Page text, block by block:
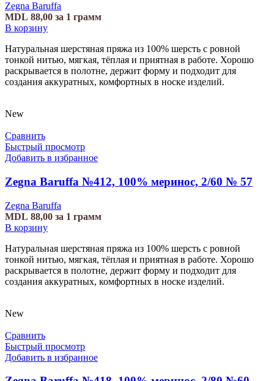
Zegna Baruffa
MDL 88,00 за 1 грамм
В корзину
Натуральная шерстяная пряжа из 100% шерсть с ровной
тонкой нитью, мягкая, тёплая и приятная в работе. Хорошо
раскрывается в полотне, держит форму и подходит для
создания аккуратных, комфортных в носке изделий.
New
Сравнить
Быстрый просмотр
Добавить в избранное
Zegna Baruffa №412, 100% меринос, 2/60 № 57
Zegna Baruffa
MDL 88,00 за 1 грамм
В корзину
Натуральная шерстяная пряжа из 100% шерсть с ровной
тонкой нитью, мягкая, тёплая и приятная в работе. Хорошо
раскрывается в полотне, держит форму и подходит для
создания аккуратных, комфортных в носке изделий.
New
Сравнить
Быстрый просмотр
Добавить в избранное